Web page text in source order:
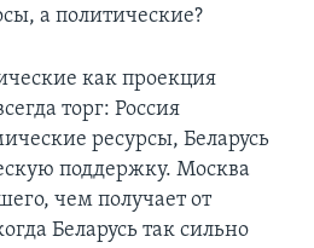
а политические?
как проекция
торг: Россия
ресурсы, Беларусь
поддержку. Москва
чем получает от
Беларусь так сильно